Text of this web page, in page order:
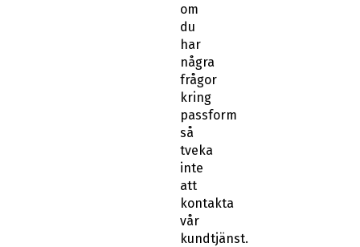
om
du
har
några
frågor
kring
passform
så
tveka
inte
att
kontakta
vår
kundtjänst.